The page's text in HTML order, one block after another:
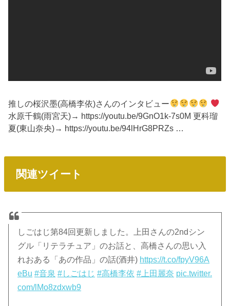
推しの桜沢墨(高橋李依)さんのインタビュー
水原千鶴(雨宮天)→ https://youtu.be/9GnO1k-7s0M 更科瑠
夏(東山奈央)→ https://youtu.be/94lHrG8PRZs …
関連ツイート
しごはじ第84回更新しました。上田さんの2ndシン
グル「リテラチュア」のお話と、高橋さんの思い入
れおある「あの作品」の話(酒井) https://t.co/fpyV96A
eBu #音泉 #しごはじ #高橋李依 #上田麗奈 pic.twitter.
com/lMo8zdxwb9